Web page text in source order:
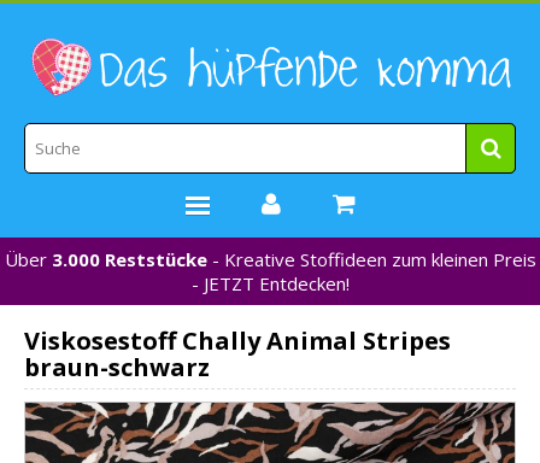
STOFFE
WEBBÄNDER
MARKEN
*NEU*
NÄHZUBEHÖR
GUTSCHEINE
Über 3.000 Reststücke- Kreative Stoffideen zum kleinen Preis
- JETZT Entdecken!
Viskosestoff Chally Animal Stripes
braun-schwarz